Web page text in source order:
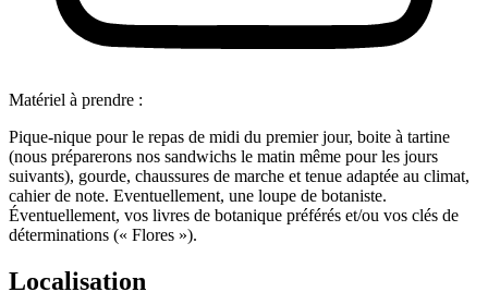
Matériel à prendre :
Pique-nique pour le repas de midi du premier jour, boite à tartine
(nous préparerons nos sandwichs le matin même pour les jours
suivants), gourde, chaussures de marche et tenue adaptée au climat,
cahier de note. Eventuellement, une loupe de botaniste.
Éventuellement, vos livres de botanique préférés et/ou vos clés de
déterminations (« Flores »).
Localisation